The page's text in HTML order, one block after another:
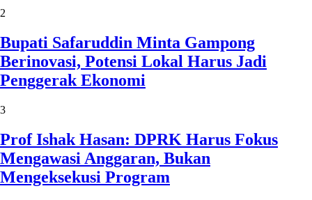
2
Bupati Safaruddin Minta Gampong
Berinovasi, Potensi Lokal Harus Jadi
Penggerak Ekonomi
3
Prof Ishak Hasan: DPRK Harus Fokus
Mengawasi Anggaran, Bukan
Mengeksekusi Program